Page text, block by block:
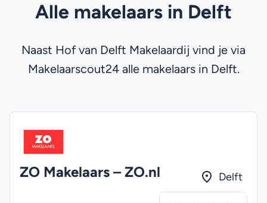
Alle makelaars in Delft
Naast Hof van Delft Makelaardij vind je via
Makelaarscout24 alle makelaars in Delft.
ZO Makelaars – ZO.nl Delft